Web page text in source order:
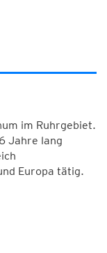
im Ruhrgebiet.
Jahre lang
Europa tätig.